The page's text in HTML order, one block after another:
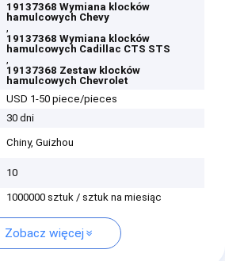
19137368 Wymiana klocków
hamulcowych Chevy
,
19137368 Wymiana klocków
hamulcowych Cadillac CTS STS
,
19137368 Zestaw klocków
hamulcowych Chevrolet
USD 1-50 piece/pieces
30 dni
Chiny, Guizhou
10
1000000 sztuk / sztuk na miesiąc
Zobacz więcej